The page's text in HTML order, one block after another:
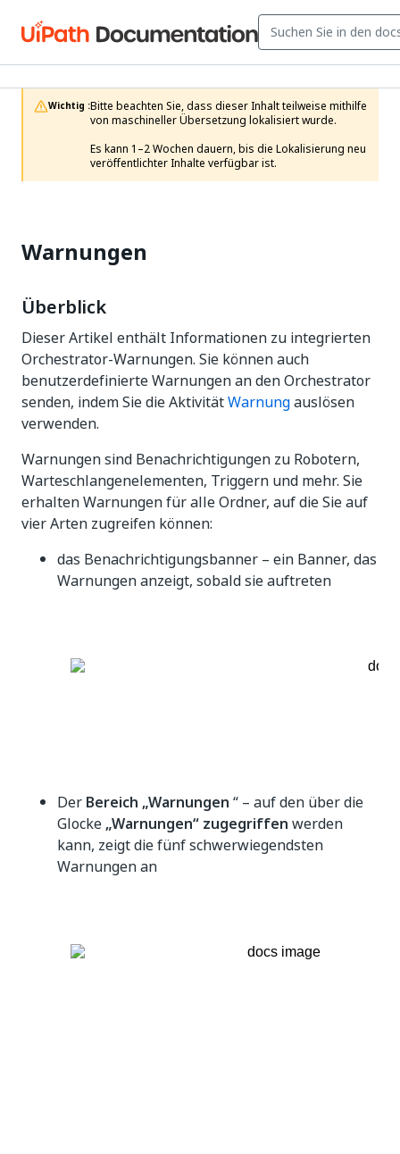
Wichtig :Bitte beachten Sie, dass dieser Inhalt teilweise mithilfe
von maschineller Übersetzung lokalisiert wurde.
Es kann 1–2 Wochen dauern, bis die Lokalisierung neu
veröffentlichter Inhalte verfügbar ist.
Warnungen
Überblick
Dieser Artikel enthält Informationen zu integrierten
Orchestrator-Warnungen. Sie können auch
benutzerdefinierte Warnungen an den Orchestrator
senden, indem Sie die AktivitätWarnungauslösen
verwenden.
Warnungen sind Benachrichtigungen zu Robotern,
Warteschlangenelementen, Triggern und mehr. Sie
erhalten Warnungen für alle Ordner, auf die Sie auf
vier Arten zugreifen können:
das Benachrichtigungsbanner – ein Banner, das
Warnungen anzeigt, sobald sie auftreten
Der Bereich „Warnungen “ – auf den über die
Glocke„Warnungen“ zugegriffen werden
kann, zeigt die fünf schwerwiegendsten
Warnungen an